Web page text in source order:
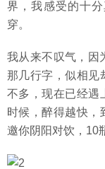
界，我感受的十
穿。
我从来不叹气，因
那几行字，似相见
不多，现在已经遇
时候，醉得越快，
邀你阴阳对饮，10